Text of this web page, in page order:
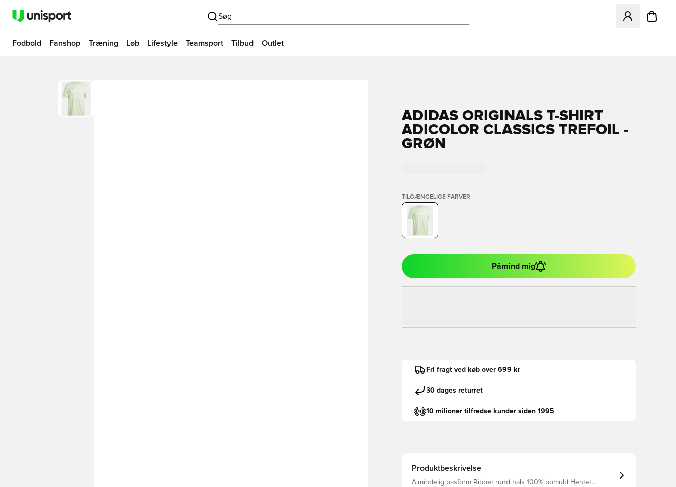
Søg
Åbner en
Fodbold Fanshop Træning Løb Lifestyle Teamsport Tilbud Outlet
ADIDAS ORIGINALS T-SHIRT
ADICOLOR CLASSICS TREFOIL -
GRØN
TILGÆNGELIGE FARVER
Påmind mig
Fri fragt ved køb over 699 kr
30 dages returret
10 milioner tilfredse kunder siden 1995
Produktbeskrivelse
Almindelig pasform Ribbet rund hals 100% bomuld Hentet